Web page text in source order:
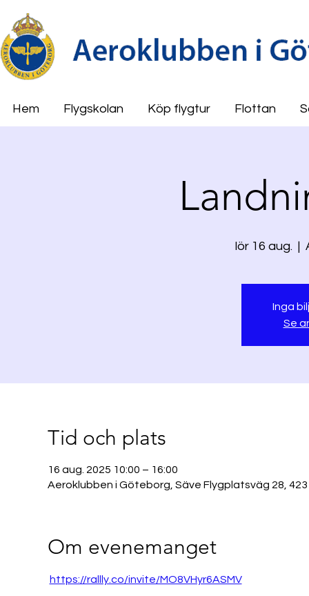
Hem Flygskolan Köp flygtur Flottan
lör 16 aug.
Inga
Se
Tid och plats
16 aug. 2025 10:00 – 16:00
Aeroklubben i Göteborg, Säve Flygplatsväg 28, 423
Om evenemanget
https://rallly.co/invite/MO8VHyr6ASMV